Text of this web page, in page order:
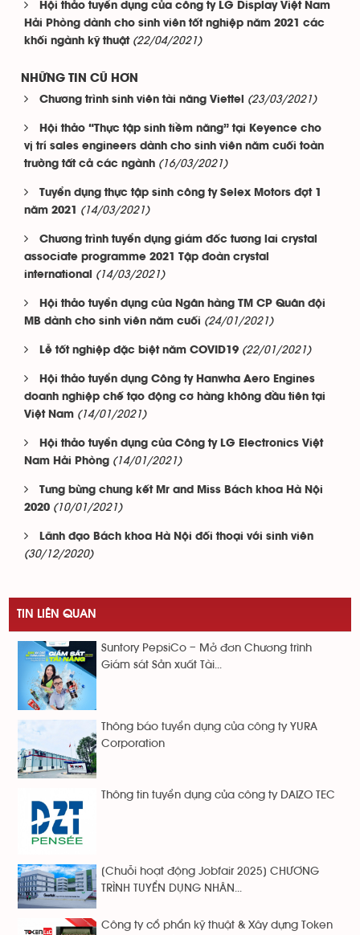
Hội thảo tuyển dụng của công ty LG Display Việt Nam
Hải Phòng dành cho sinh viên tốt nghiệp năm 2021 các
khối ngành kỹ thuật (22/04/2021)
NHỮNG TIN CŨ HƠN
Chương trình sinh viên tài năng Viettel (23/03/2021)
Hội thảo “Thực tập sinh tiềm năng” tại Keyence cho
vị trí sales engineers dành cho sinh viên năm cuối toàn
trường tất cả các ngành (16/03/2021)
Tuyển dụng thực tập sinh công ty Selex Motors đợt 1
năm 2021
(14/03/2021)
Chương trình tuyển dụng giám đốc tương lai crystal
associate programme 2021 Tập đoàn crystal
international
(14/03/2021)
Hội thảo tuyển dụng của Ngân hàng TM CP Quân đội
MB dành cho sinh viên năm cuối (24/01/2021)
Lễ tốt nghiệp đặc biệt năm COVID19 (22/01/2021)
Hội thảo tuyển dụng Công ty Hanwha Aero Engines
doanh nghiệp chế tạo động cơ hàng không đầu tiên tại
Việt Nam (14/01/2021)
Hội thảo tuyển dụng của Công ty LG Electronics Việt
Nam Hải Phòng (14/01/2021)
Tưng bừng chung kết Mr and Miss Bách khoa Hà Nội
2020 (10/01/2021)
Lãnh đạo Bách khoa Hà Nội đối thoại với sinh viên
(30/12/2020)
TIN LIÊN QUAN
Suntory PepsiCo – Mở đơn Chương trình
Giám sát Sản xuất Tài...
Thông báo tuyển dụng của công ty YURA
Corporation
Thông tin tuyển dụng của công ty DAIZO TEC
[Chuỗi hoạt động Jobfair 2025] CHƯƠNG
TRÌNH TUYỂN DỤNG NHÂN...
Công ty cổ phẩn kỹ thuật & Xây dựng Token